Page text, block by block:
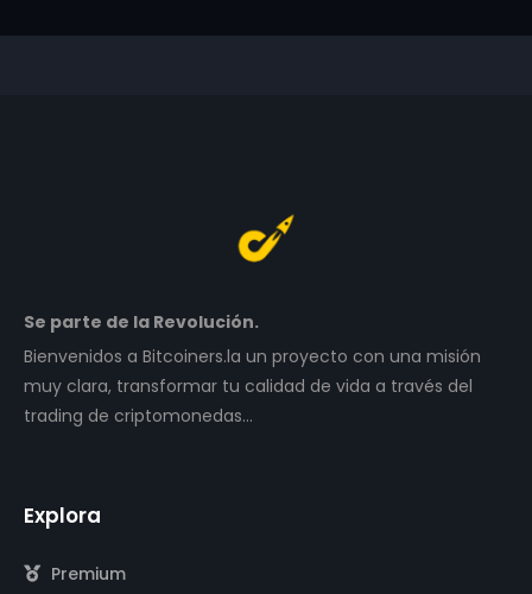
Se parte de la Revolución.
Bienvenidos a Bitcoiners.la un proyecto con una misión
muy clara, transformar tu calidad de vida a través del
trading de criptomonedas…
Explora
Premium